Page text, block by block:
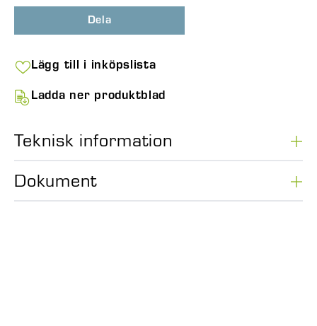
Dela
Lägg till i inköpslista
Ladda ner produktblad
Teknisk information
Dokument